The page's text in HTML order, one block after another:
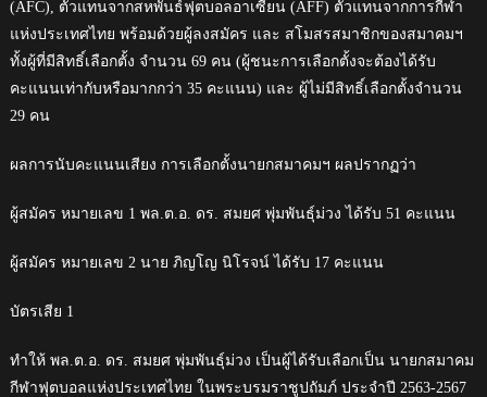
(AFC), ตัวแทนจากสหพันธ์ฟุตบอลอาเซียน (AFF) ตัวแทนจากการกีฬา
แห่งประเทศไทย พร้อมด้วยผู้ลงสมัคร และ สโมสรสมาชิกของสมาคมฯ
ทั้งผู้ที่มีสิทธิ์เลือกตั้ง จำนวน 69 คน (ผู้ชนะการเลือกตั้งจะต้องได้รับ
คะแนนเท่ากับหรือมากกว่า 35 คะแนน) และ ผู้ไม่มีสิทธิ์เลือกตั้งจำนวน
29 คน
ผลการนับคะแนนเสียง การเลือกตั้งนายกสมาคมฯ ผลปรากฏว่า
ผู้สมัคร หมายเลข 1 พล.ต.อ. ดร. สมยศ พุ่มพันธุ์ม่วง ได้รับ 51 คะแนน
ผู้สมัคร หมายเลข 2 นาย ภิญโญ นิโรจน์ ได้รับ 17 คะแนน
บัตรเสีย 1
ทำให้ พล.ต.อ. ดร. สมยศ พุ่มพันธุ์ม่วง เป็นผู้ได้รับเลือกเป็น นายกสมาคม
กีฬาฟุตบอลแห่งประเทศไทย ในพระบรมราชูปถัมภ์ ประจำปี 2563-2567